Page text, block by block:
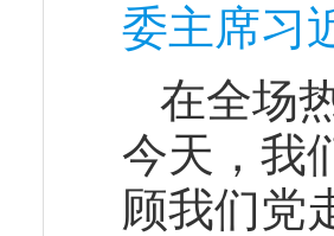
委主席习
在全场
今天，我
顾我们党